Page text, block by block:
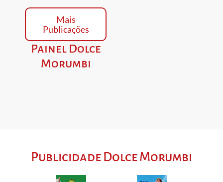
Mais
Publicações
Painel Dolce
Morumbi
Publicidade Dolce Morumbi